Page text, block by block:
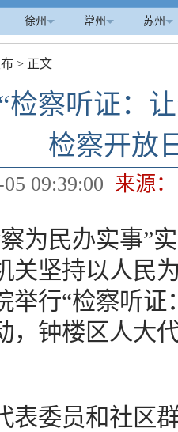
徐州 常州 苏州
> 正文
检察听证：
检察开放
09:39:00 来源：
民办实事”实
关坚持以人民
举行“检察听
，钟楼区人大
委员和社区群